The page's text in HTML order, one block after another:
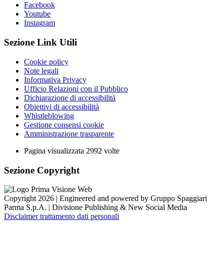
Facebook
Youtube
Instagram
Sezione Link Utili
Cookie policy
Note legali
Informativa Privacy
Ufficio Relazioni con il Pubblico
Dichiarazione di accessibilità
Obiettivi di accessibilità
Whistleblowing
Gestione consensi cookie
Amministrazione trasparente
Pagina visualizzata 2992 volte
Sezione Copyright
Copyright 2026 | Engineered and powered by Gruppo Spaggiari
Parma S.p.A. | Divisione Publishing & New Social Media
Disclaimer trattamento dati personali